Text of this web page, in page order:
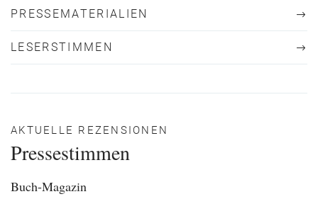
PRESSEMATERIALIEN
LESERSTIMMEN
AKTUELLE REZENSIONEN
Pressestimmen
Buch-Magazin